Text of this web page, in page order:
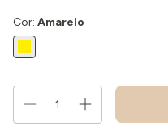
Cor: Amarelo